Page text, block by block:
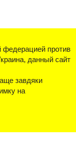
федерацией против
данный сайт
завдяки
на